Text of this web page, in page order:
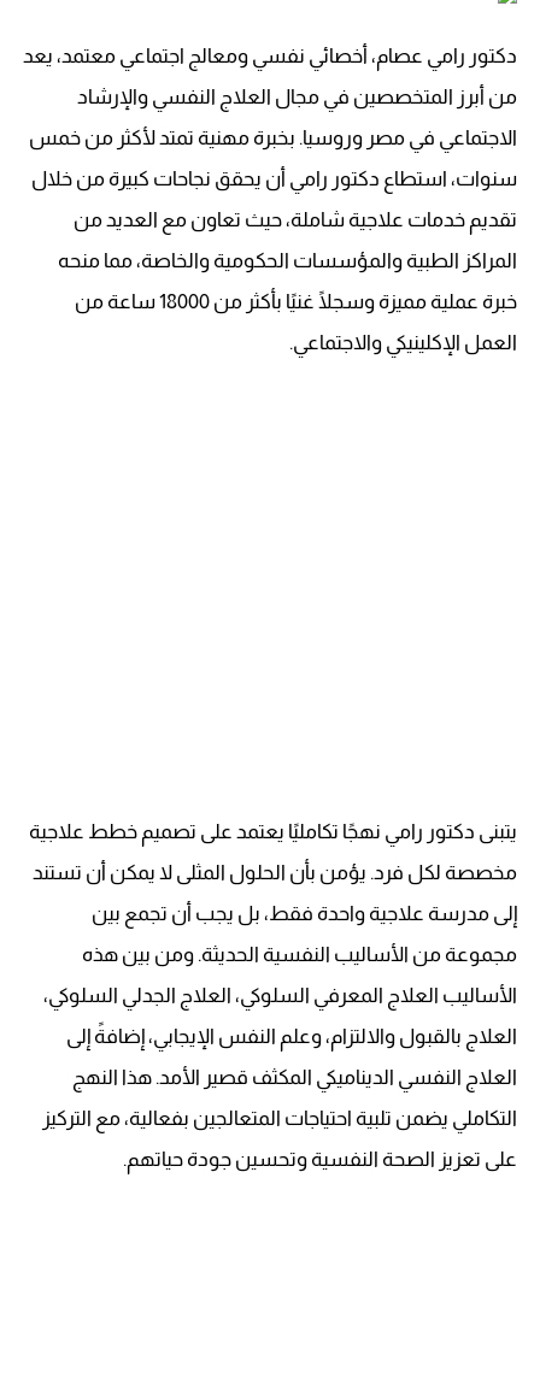
دكتور رامي عصام، أخصائي نفسي ومعالج اجتماعي معتمد، يعد
من أبرز المتخصصين في مجال العلاج النفسي والإرشاد
الاجتماعي في مصر وروسيا. بخبرة مهنية تمتد لأكثر من خمس
سنوات، استطاع دكتور رامي أن يحقق نجاحات كبيرة من خلال
تقديم خدمات علاجية شاملة، حيث تعاون مع العديد من
المراكز الطبية والمؤسسات الحكومية والخاصة، مما منحه
خبرة عملية مميزة وسجلًا غنيًا بأكثر من 18000 ساعة من
العمل الإكلينيكي والاجتماعي.
يتبنى دكتور رامي نهجًا تكامليًا يعتمد على تصميم خطط علاجية
مخصصة لكل فرد. يؤمن بأن الحلول المثلى لا يمكن أن تستند
إلى مدرسة علاجية واحدة فقط، بل يجب أن تجمع بين
مجموعة من الأساليب النفسية الحديثة. ومن بين هذه
الأساليب العلاج المعرفي السلوكي، العلاج الجدلي السلوكي،
العلاج بالقبول والالتزام، وعلم النفس الإيجابي، إضافةً إلى
العلاج النفسي الديناميكي المكثف قصير الأمد. هذا النهج
التكاملي يضمن تلبية احتياجات المتعالجين بفعالية، مع التركيز
على تعزيز الصحة النفسية وتحسين جودة حياتهم.